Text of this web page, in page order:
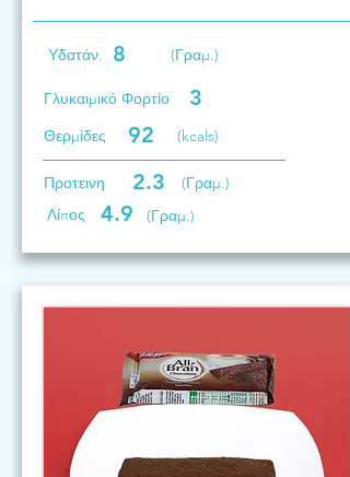
Υδατάν. 8 (Γραμ.)
Γλυκαιμικό Φορτίο 3
Θερμίδες 92 (kcals)
Προτεινη 2.3
(Γραμ.)
Λίπος
4.9 (Γραμ.)